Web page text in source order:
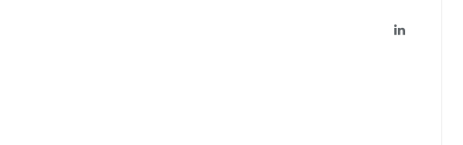
LinkedIn